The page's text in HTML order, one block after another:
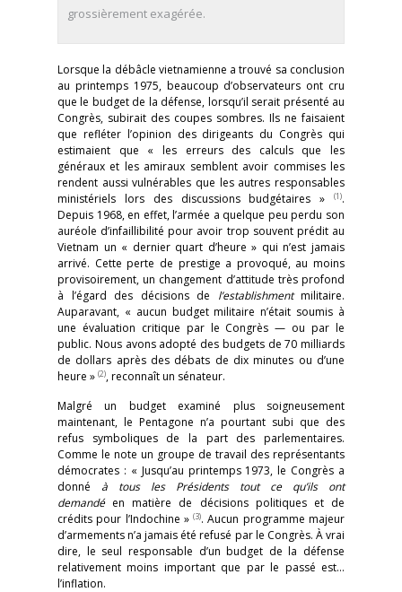
grossièrement exagérée.
Lorsque la débâcle vietnamienne a trouvé sa conclusion
au printemps 1975, beaucoup d’observateurs ont cru
que le budget de la défense, lorsqu’il serait présenté au
Congrès, subirait des coupes sombres. Ils ne faisaient
que refléter l’opinion des dirigeants du Congrès qui
estimaient que « les erreurs des calculs que les
généraux et les amiraux semblent avoir commises les
rendent aussi vulnérables que les autres responsables
ministériels lors des discussions budgétaires »
(1).
Depuis 1968, en effet, l’armée a quelque peu perdu son
auréole d’infaillibilité pour avoir trop souvent prédit au
Vietnam un « dernier quart d’heure » qui n’est jamais
arrivé. Cette perte de prestige a provoqué, au moins
provisoirement, un changement d’attitude très profond
à l’égard des décisions de l’establishment militaire.
Auparavant, « aucun budget militaire n’était soumis à
une évaluation critique par le Congrès — ou par le
public. Nous avons adopté des budgets de 70 milliards
de dollars après des débats de dix minutes ou d’une
heure » (2), reconnaît un sénateur.
Malgré un budget examiné plus soigneusement
maintenant, le Pentagone n’a pourtant subi que des
refus symboliques de la part des parlementaires.
Comme le note un groupe de travail des représentants
démocrates : « Jusqu’au printemps 1973, le Congrès a
donné à tous les Présidents tout ce qu’ils ont
demandé en matière de décisions politiques et de
crédits pour l’Indochine »(3). Aucun programme majeur
d’armements n’a jamais été refusé par le Congrès. À vrai
dire, le seul responsable d’un budget de la défense
relativement moins important que par le passé est…
l’inflation.